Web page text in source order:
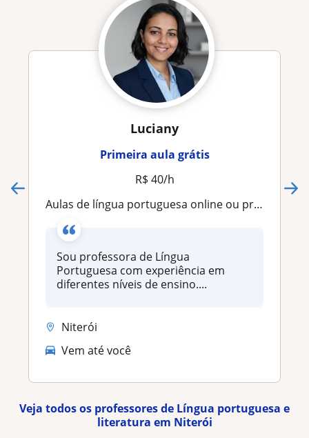
Luciany
Primeira aula grátis
R$ 40/h
Aulas de língua portuguesa online ou presenciais para crianças e adultos
Sou professora de Língua
Portuguesa com experiência em
diferentes níveis de ensino....
Niterói
Vem até você
Veja todos os professores de Língua portuguesa e
literatura em Niterói